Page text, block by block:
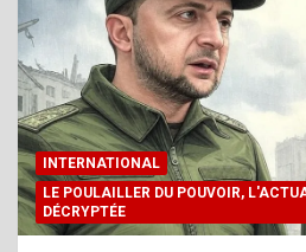
INTERNATIONAL
LE POULAILLER DU POUVOIR,
DÉCRYPTÉE